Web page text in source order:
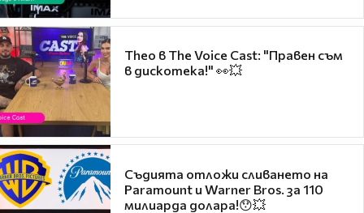
Theo в The Voice Cast: "Правен съм
в дискотека!" 👀💥
Съдията отложи сливането на
Paramount и Warner Bros. за 110
милиарда долара!😯💥